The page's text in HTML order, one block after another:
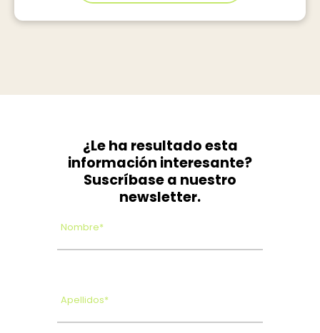
¿Le ha resultado esta
información interesante?
Suscríbase a nuestro
newsletter.
Nombre*
Apellidos*